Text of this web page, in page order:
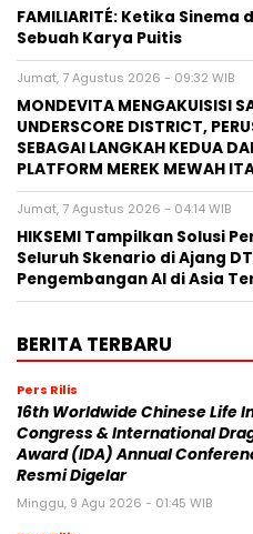
FAMILIARITÉ: Ketika
Sebuah Karya Puitis
Jumat, 7 Agustus 2026 - 09:32 WIB
MONDEVITA MENGAKUISISI
UNDERSCORE DISTRICT,
SEBAGAI LANGKAH KEDUA
PLATFORM MEREK MEWAH
Jumat, 7 Agustus 2026 - 04:14 WIB
HIKSEMI Tampilkan Solusi
Seluruh Skenario di Ajang
Pengembangan AI di Asia
BERITA TERBARU
Pers Rilis
16th Worldwide Chinese Life
Congress & International
Award (IDA) Annual
Resmi Digelar
Minggu, 9 Agu 2026 - 01:45 WIB